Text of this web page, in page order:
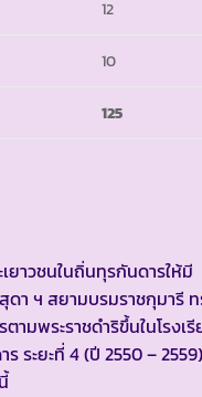
12
10
125
ชนในถิ่นทุรกันดารให้มี
า ฯ สยามบรมราชกุมารี
ามพระราชดำริขึ้นในโรงเ
ระยะที่ 4 (ปี 2550 – 2559)